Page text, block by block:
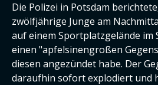
Die Polizei in Potsdam
zwölfjährige Junge am
auf einem Sportplatzgelände im
einen "apfelsinengroßen
diesen angezündet habe. Der
daraufhin sofort explodiert und